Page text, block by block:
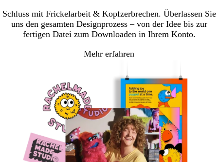
Schluss mit Frickelarbeit & Kopfzerbrechen. Überlassen Sie
uns den gesamten Designprozess – von der Idee bis zur
fertigen Datei zum Downloaden in Ihrem Konto.
Mehr erfahren